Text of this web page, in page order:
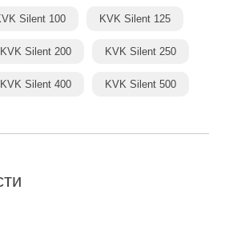
Silent 100 KVK Silent 125
KVK Silent 200 KVK Silent 250
KVK Silent 400 KVK Silent 500